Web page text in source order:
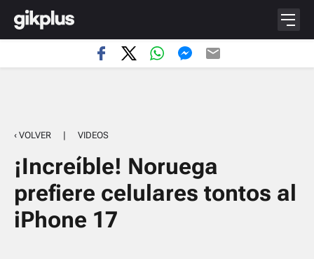
‹ VOLVER | VIDEOS
¡Increíble! Noruega
prefiere celulares tontos al
iPhone 17